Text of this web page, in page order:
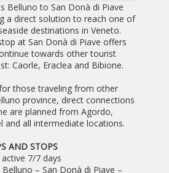
Belluno to San Donà di Piave
a direct solution to reach one of
destinations in Veneto.
at San Donà di Piave offers
towards other tourist
Caorle, Eraclea and Bibione.
those traveling from other
province, direct connections
are planned from Agordo,
and all intermediate locations.
AND STOPS
7/7 days
– San Donà di Piave –